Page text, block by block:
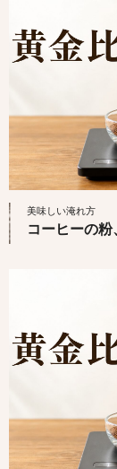
美味しい淹れ方
コーヒーの